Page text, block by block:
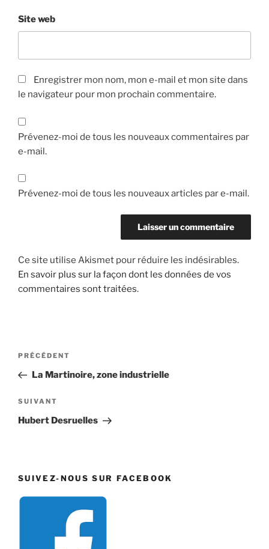
Site web
Enregistrer mon nom, mon e-mail et mon site dans
le navigateur pour mon prochain commentaire.
Prévenez-moi de tous les nouveaux commentaires par
e-mail.
Prévenez-moi de tous les nouveaux articles par e-mail.
Ce site utilise Akismet pour réduire les indésirables.
En savoir plus sur la façon dont les données de vos
commentaires sont traitées.
Navigation
l’article
Article
précédent
PRÉCÉDENT
La Martinoire, zone industrielle
Article
suivant
SUIVANT
Hubert Desruelles
SUIVEZ-NOUS SUR FACEBOOK